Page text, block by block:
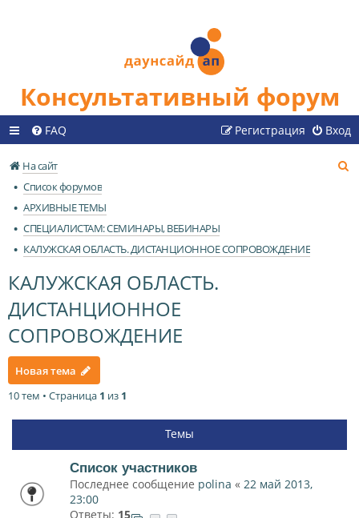
Консультативный форум
FAQ Вход
Регистрация
На сайт
Список форумов
АРХИВНЫЕ ТЕМЫ
СПЕЦИАЛИСТАМ: СЕМИНАРЫ, ВЕБИНАРЫ
КАЛУЖСКАЯ ОБЛАСТЬ. ДИСТАНЦИОННОЕ СОПРОВОЖДЕНИЕ
КАЛУЖСКАЯ ОБЛАСТЬ.
ДИСТАНЦИОННОЕ
СОПРОВОЖДЕНИЕ
Новая тема
10 тем • Страница 1 из 1
Темы
Список участников
Последнее сообщение polina « 22 май 2013,
23:00
Ответы: 15